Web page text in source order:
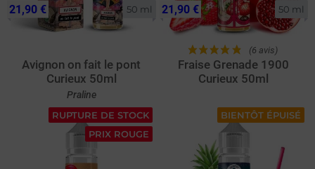
50 ml
Avignon on fait le pont
Curieux 50ml
Praline
21,90 € 50 ml
(6 avis)
Fraise Grenade 1900
Curieux 50ml
21,90 €
RUPTURE DE STOCK
PRIX ROUGE
BIENTÔT ÉPUISÉ